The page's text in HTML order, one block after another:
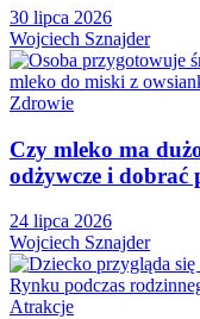
30 lipca 2026
Wojciech Sznajder
Zdrowie
Czy mleko ma
odżywcze i dobrać
24 lipca 2026
Wojciech Sznajder
Atrakcje